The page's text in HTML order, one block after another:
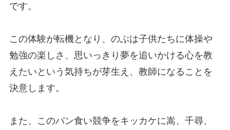
です。
この体験が転機となり、のぶは子供たちに体操や
勉強の楽しさ、思いっきり夢を追いかける心を教
えたいという気持ちが芽生え、教師になることを
決意します。
また、このパン食い競争をキッカケに嵩、千尋、